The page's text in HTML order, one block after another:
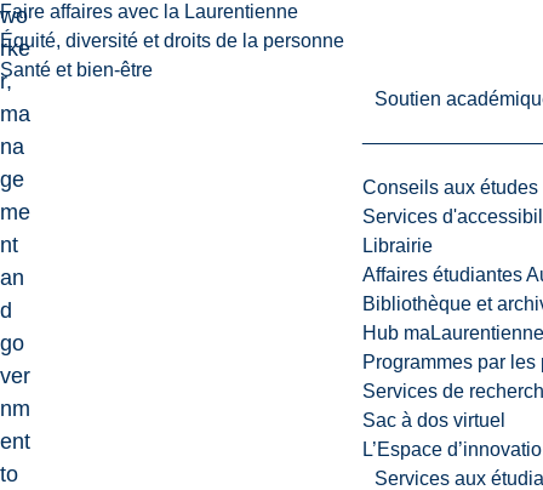
Faire affaires avec la Laurentienne
Équité, diversité et droits de la personne
Santé et bien-être
Soutien
Conseils aux études
Services
Librairie
Affaires étudiantes
Bibliothèque et
Hub maLaurentienne
Programmes par les
Services de
Sac à dos virtuel
L’Espace
Services aux
wo
rke
r,
ma
na
ge
me
nt
an
d
go
ver
nm
ent
to